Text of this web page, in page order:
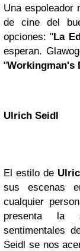
Una espoleador
de cine del
opciones: "La
esperan.
"Workingman's
Ulrich Seidl
El estilo de
sus escenas
cualquier
presenta la
sentimentales
Seidl se nos